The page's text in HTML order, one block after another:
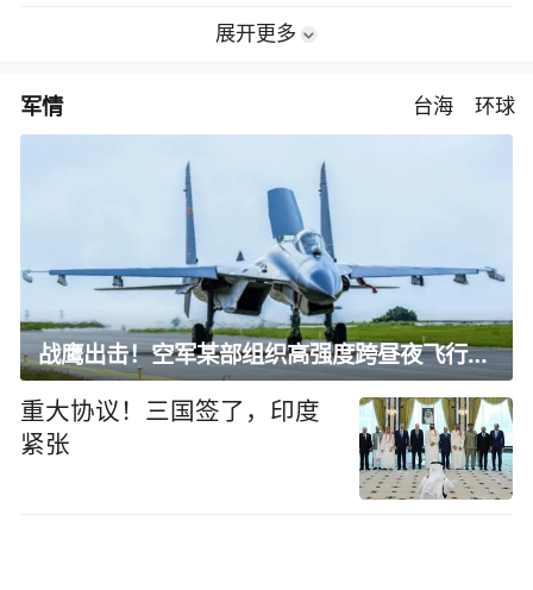
展开更多
军情 台海 环球
战鹰出击！空军某部组织高强度跨昼夜飞行训练
重大协议！三国签了，印度
紧张